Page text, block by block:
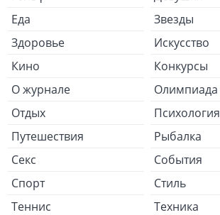
Еда
Звезды
Здоровье
Искусство
Кино
Конкурсы
О журнале
Олимпиада
Отдых
Психология
Путешествия
Рыбалка
Секс
События
Спорт
Стиль
Теннис
Техника